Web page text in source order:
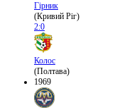
Гірник
(Кривий Ріг)
2:0
Колос
(Полтава)
1969